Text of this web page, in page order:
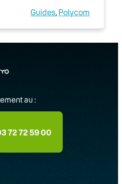
(adaptateurs
Guides, Polycom
au :
72 72 59 00